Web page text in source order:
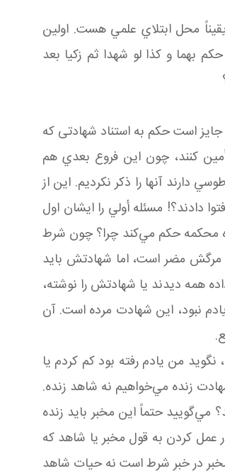
محل ابتلاي علمي هست. اولين
بهما و كذا لو شهدا ثم زكيا بعد
است حکم به استناد شهادتی که
کنند، چون اين فروع بعدي هم
دارند آنها را ذکر نکرديم. اين از
مسئله أولي را ايشان اول
محکمه حکم مي‌کند چرا؟ چون شرط
مضر است، اما شهادتش بايد
همه ديدند يا شهادتش را نوشته،
نبود، اين شهادت مرده است. آن
من يادم رفته بود کم کردم يا
زنده مي‌خواهيم نه شاهد زنده.
حتماً اين مخبر بايد زنده
عمل کردن به قول مخبر يا شاهد که
در خبر شرط است نه حيات شاهد